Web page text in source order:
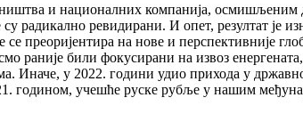
и националних компанија, осмишљеним
ревидирани. И опет, резултат је
преоријентира на нове и перспективније
раније били фокусирани на извоз
Иначе, у 2022. години удио прихода у
годином, учешће руске рубље у нашим